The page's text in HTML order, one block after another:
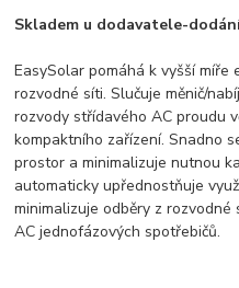
Skladem u dodavatele-
EasySolar pomáhá k vyšší
rozvodné síti. Slučuje měnič/
rozvody střídavého AC proudu
kompaktního zařízení. Snadno
prostor a minimalizuje nutnou
automaticky upřednostňuje
minimalizuje odběry z
AC jednofázových spotřebičů.